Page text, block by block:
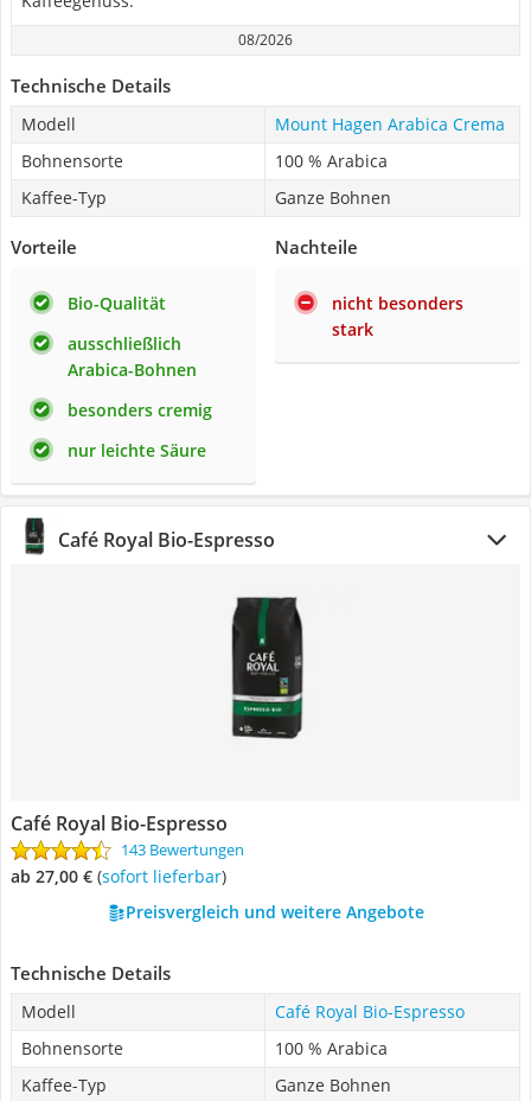
08/2026
Technische Details
Modell
Mount Hagen Arabica Crema
Bohnensorte
100 % Arabica
Kaffee-Typ
Ganze Bohnen
Vorteile
Bio-Qualität
ausschließlich
Arabica-Bohnen
besonders cremig
nur leichte Säure
Nachteile
nicht besonders
stark
Café Royal Bio-Espresso
Café Royal Bio-Espresso
143 Bewertungen
ab 27,00 € ( Sofort lieferbar)
Preisvergleich und weitere Angebote
Technische Details
Modell
Café Royal Bio-Espresso
Bohnensorte
100 % Arabica
Kaffee-Typ
Ganze Bohnen